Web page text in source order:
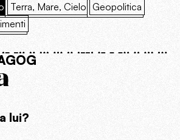
Terra, Mare, Cielo Geopolitica
lui?